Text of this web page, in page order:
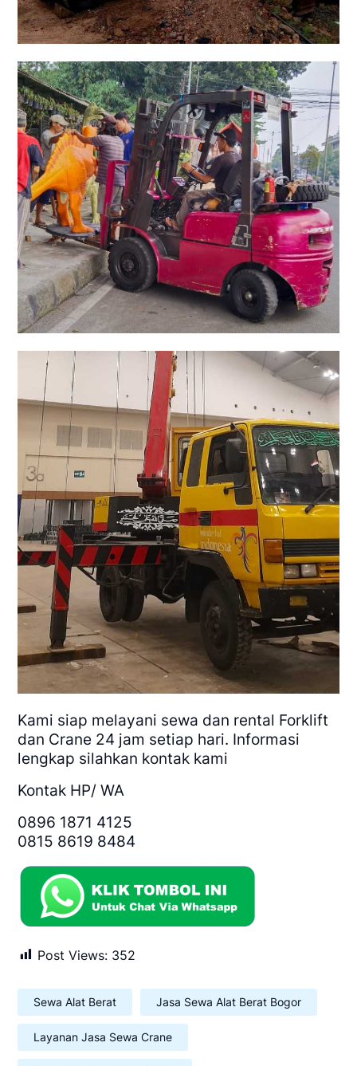
Kami siap melayani sewa dan rental Forklift
dan Crane 24 jam setiap hari. Informasi
lengkap silahkan kontak kami
Kontak HP/ WA
0896 1871 4125
0815 8619 8484
Post Views: 352
Sewa Alat Berat Jasa Sewa Alat Berat Bogor
Layanan Jasa Sewa Crane